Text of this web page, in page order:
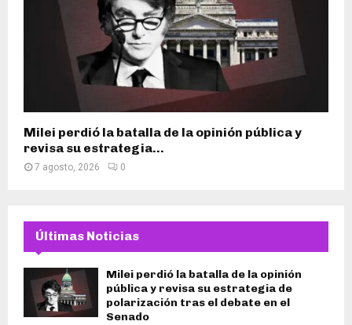
Milei perdió la batalla de la opinión pública y
revisa su estrategia...
7 agosto, 2026 0
Últimas Noticias
Milei perdió la batalla de la opinión
pública y revisa su estrategia de
polarización tras el debate en el
Senado